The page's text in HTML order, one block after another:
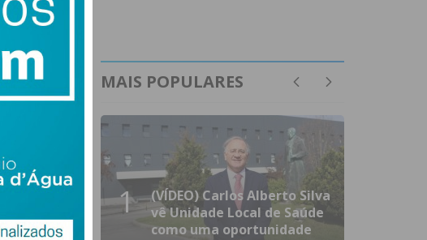
MAIS POPULARES
1
(VÍDEO) Carlos Alberto Silva
vê Unidade Local de Saúde
como uma oportunidade